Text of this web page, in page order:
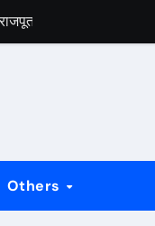
की भजन संध्या होगी
की झांकी और सांस्कृतिक
Others